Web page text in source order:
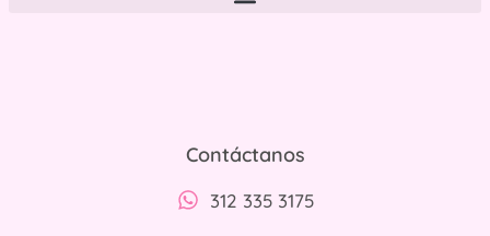
Contáctanos
312 335 3175